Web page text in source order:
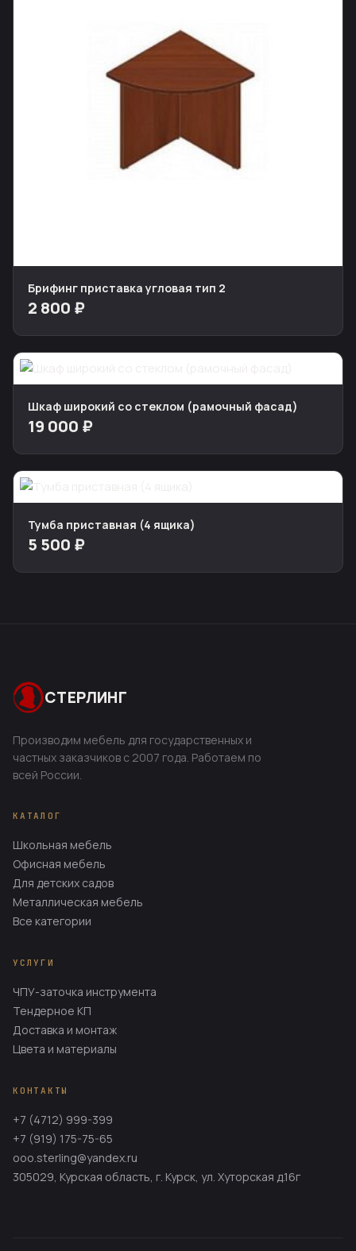
Брифинг приставка угловая тип 2
2 800 ₽
Шкаф широкий со стеклом (рамочный фасад)
19 000 ₽
Тумба приставная (4 ящика)
5 500 ₽
СТЕРЛИНГ
Производим мебель для государственных и
частных заказчиков с 2007 года. Работаем по
всей России.
КАТАЛОГ
Школьная мебель
Офисная мебель
Для детских садов
Металлическая мебель
Все категории
УСЛУГИ
ЧПУ-заточка инструмента
Тендерное КП
Доставка и монтаж
Цвета и материалы
КОНТАКТЫ
+7 (4712) 999-399
+7 (919) 175-75-65
ooo.sterling@yandex.ru
305029, Курская область, г. Курск, ул. Хуторская д.16г